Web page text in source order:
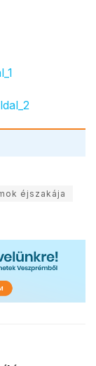
éjszakája